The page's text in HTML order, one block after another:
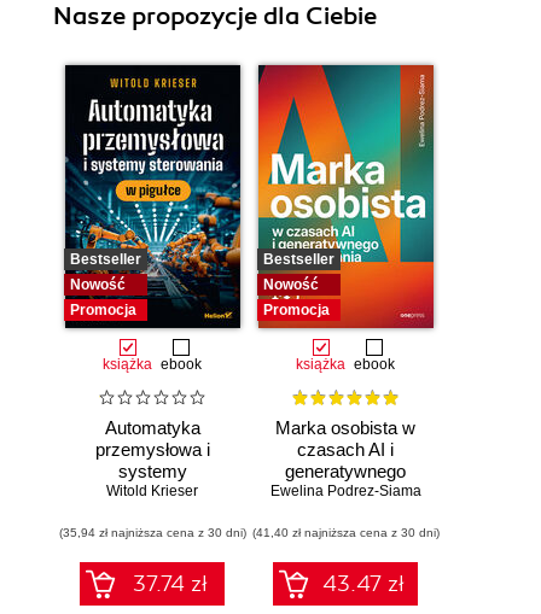
Nasze propozycje dla Ciebie
Bestseller
Nowość
Promocja
książka ebook
Automatyka
przemysłowa i
systemy
sterowania w
Witold Krieser
(35,94 zł najniższa cena z 30 dni)
37.74 zł
Bestseller
Nowość
Promocja
książka ebook
Marka osobista w
czasach AI i
generatywnego
wyszukiwania
Ewelina Podrez-Siama
(41,40 zł najniższa cena z 30 dni)
43.47 zł